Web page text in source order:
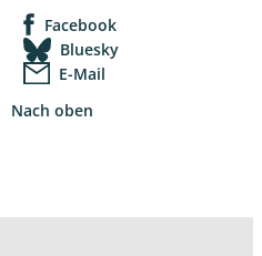
Facebook
Bluesky
E-Mail
Nach oben